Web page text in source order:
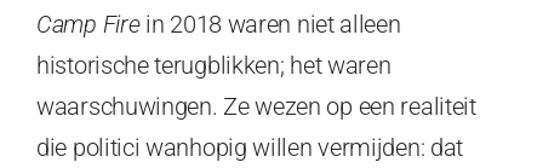
Camp Firein 2018 waren niet alleen
historische terugblikken; het waren
waarschuwingen. Ze wezen op een realiteit
die politici wanhopig willen vermijden: dat